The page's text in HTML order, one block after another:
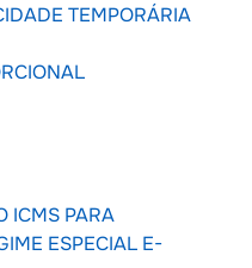
TEMPORÁRIA
ICMS PARA
ESPECIAL E-